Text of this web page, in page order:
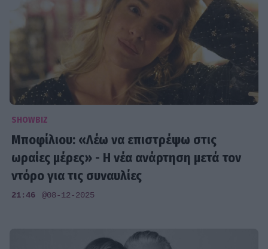
SHOWBIZ
Μποφίλιου: «Λέω να επιστρέψω στις
ωραίες μέρες» - Η νέα ανάρτηση μετά τον
ντόρο για τις συναυλίες
21:46 @08-12-2025